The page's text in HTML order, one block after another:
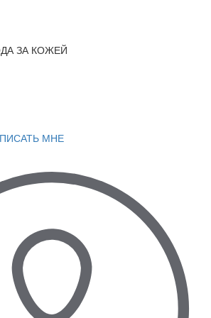
ЗА КОЖЕЙ
МНЕ